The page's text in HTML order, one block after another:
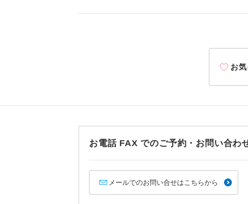
お
お電話 FAX でのご予約・お問い合わ
メールでのお問い合せはこちらから
2026/9/29〜2026/10/
2026/10/13〜2026/
2026/12/18〜2027/1/
2027/1/3〜2027/1/28
2027/1/29〜2027/2/13
2027/2/14〜2027/2/24
2027/2/25〜2027/3/1
航空会社指定